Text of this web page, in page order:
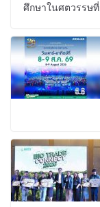
ศึกษาในศตวรรษที่